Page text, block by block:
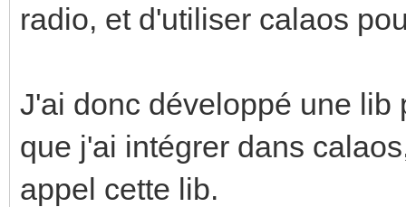
radio, et d'utiliser calaos
J'ai donc développé une lib
que j'ai intégrer dans
appel cette lib.